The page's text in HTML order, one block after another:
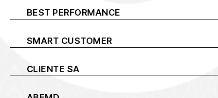
BEST PERFORMANCE
SMART CUSTOMER
CLIENTE SA